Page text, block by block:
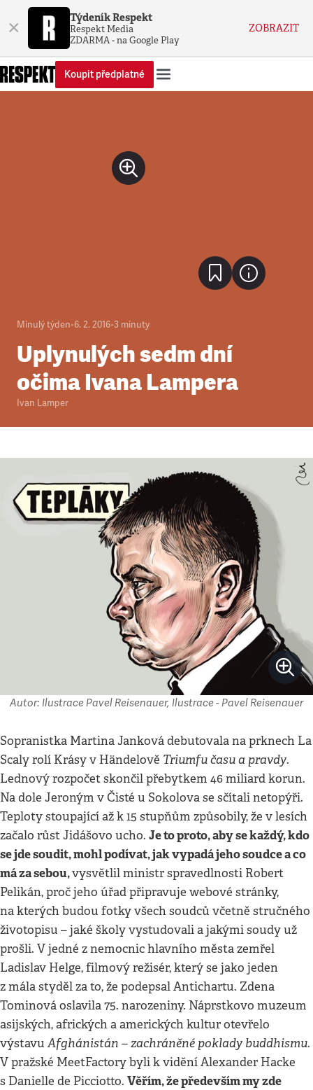
× Týdeník Respekt
Respekt Media
ZDARMA - na Google Play
ZOBRAZIT
Koupit předplatné
Minulý týden•6. 2. 2016•3 minuty
Uplynulých sedm dní
očima Ivana Lampera
Ivan Lamper
Autor: Ilustrace Pavel Reisenauer, Ilustrace - Pavel Reisenauer
Sopranistka Martina Janková debutovala na prknech La
Scaly rolí Krásy v Händelově Triumfu času a pravdy.
Lednový rozpočet skončil přebytkem 46 miliard korun.
Na dole Jeroným v Čisté u Sokolova se sčítali netopýři.
Teploty stoupající až k 15 stupňům způsobily, že v lesích
začalo růst Jidášovo ucho. Je to proto, aby se každý, kdo
se jde soudit, mohl podívat, jak vypadá jeho soudce a co
má za sebou,vysvětlil ministr spravedlnosti Robert
Pelikán, proč jeho úřad připravuje webové stránky,
na kterých budou fotky všech soudců včetně stručného
životopisu – jaké školy vystudovali a jakými soudy už
prošli. V jedné z nemocnic hlavního města zemřel
Ladislav Helge, filmový režisér, který se jako jeden
z mála styděl za to, že podepsal Antichartu. Zdena
Tominová oslavila 75. narozeniny. Náprstkovo muzeum
asijských, afrických a amerických kultur otevřelo
výstavuAfghánistán – zachráněné poklady buddhismu.
V pražské MeetFactory byli k vidění Alexander Hacke
s Danielle de Picciotto. Věřím, že především my zde